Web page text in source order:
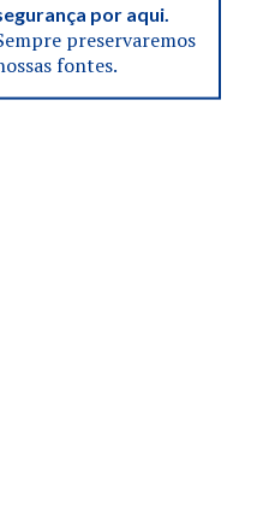
por aqui.
preservaremos
fontes.